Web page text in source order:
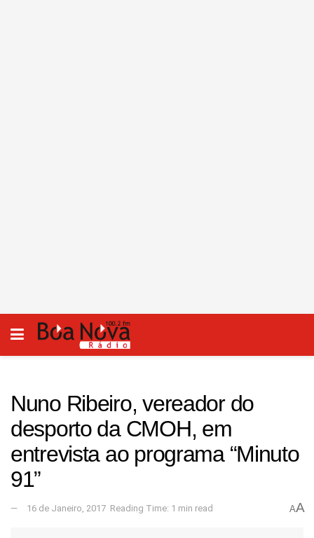
Nuno Ribeiro, vereador do
desporto da CMOH, em
entrevista ao programa “Minuto
91”
16 de Janeiro, 2017 Reading Time: 1 min read AA